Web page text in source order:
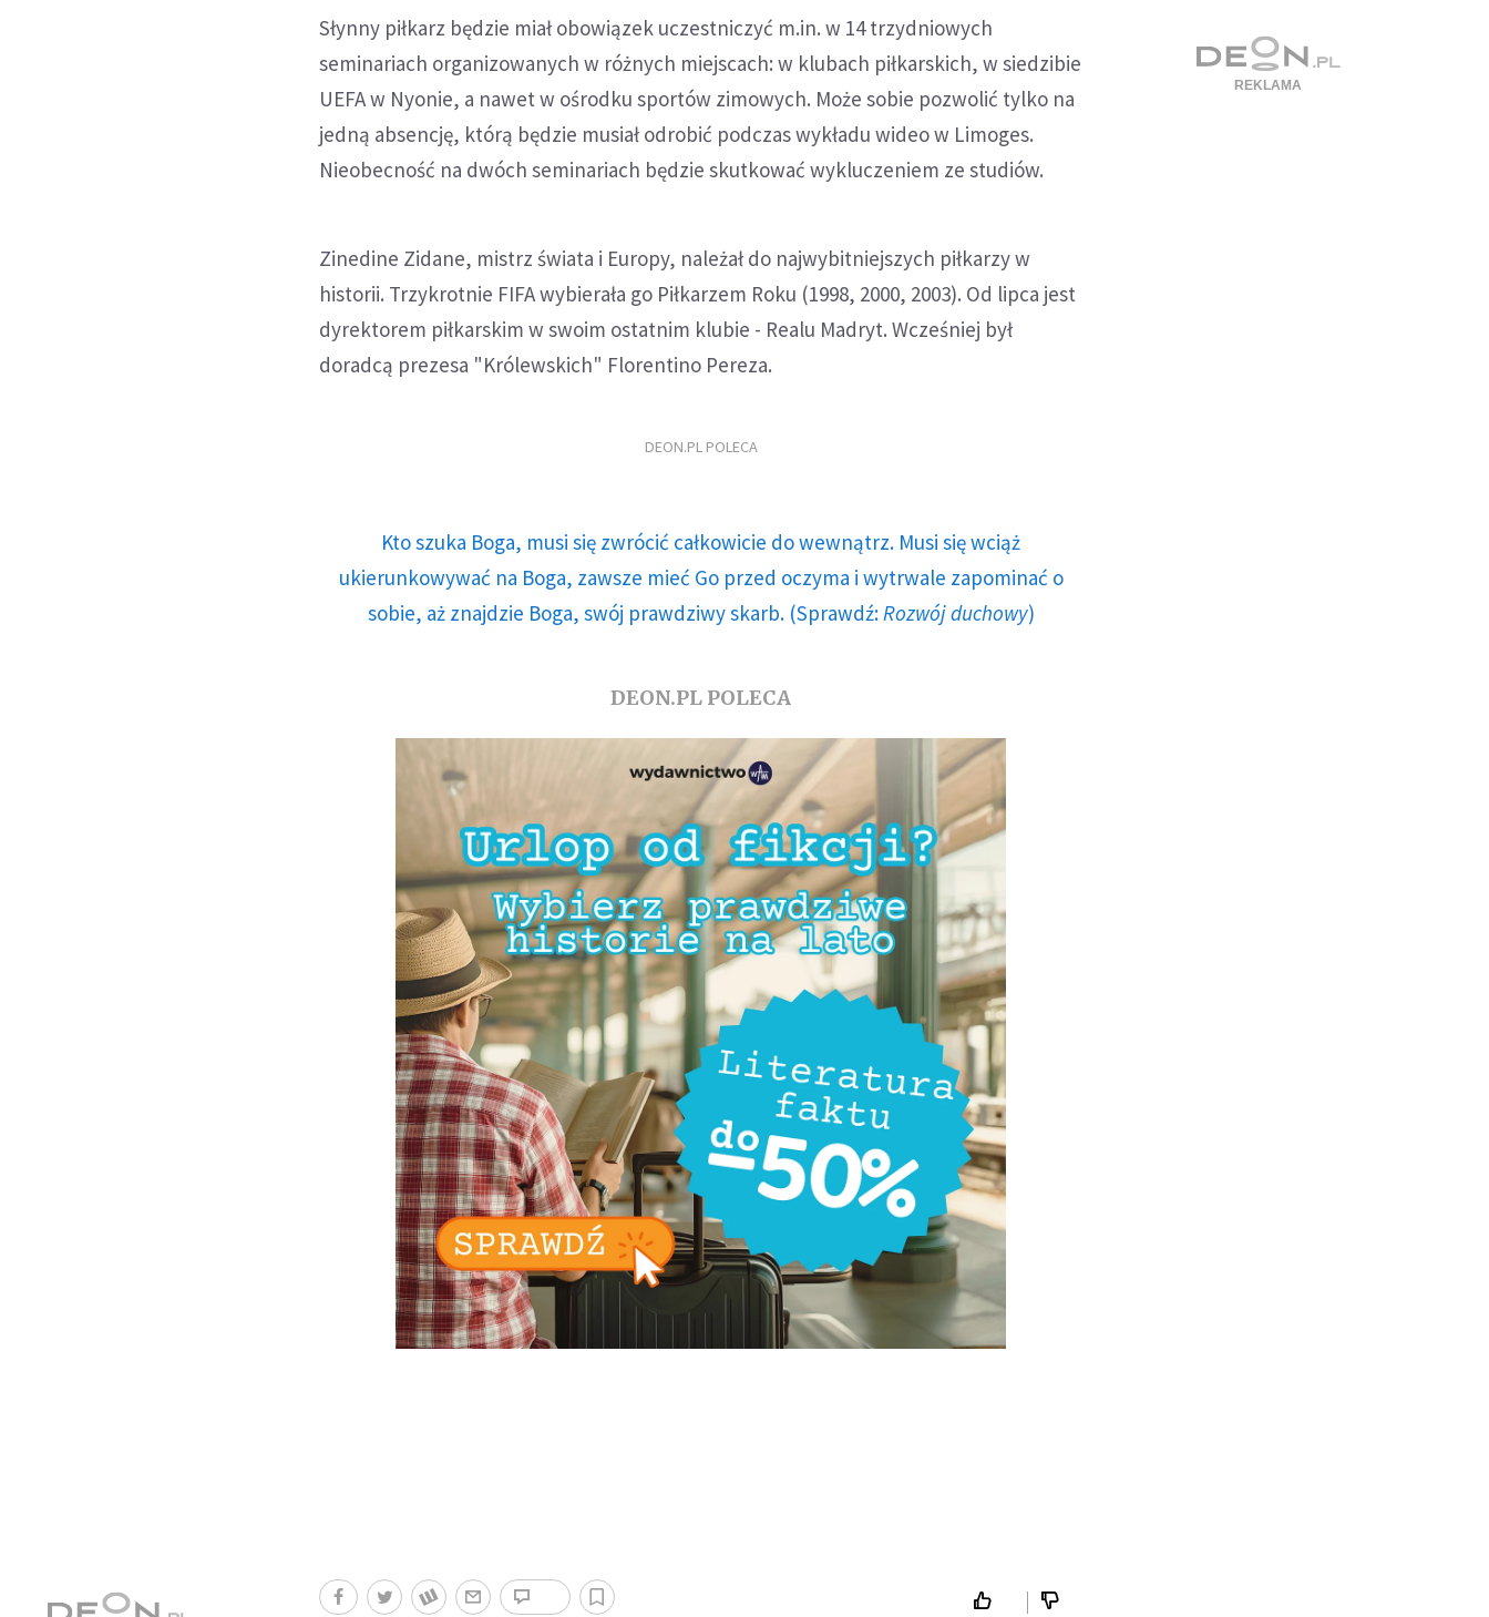
Słynny piłkarz będzie miał obowiązek uczestniczyć m.in. w 14 trzydniowych
seminariach organizowanych w różnych miejscach: w klubach piłkarskich, w siedzibie
UEFA w Nyonie, a nawet w ośrodku sportów zimowych. Może sobie pozwolić tylko na
jedną absencję, którą będzie musiał odrobić podczas wykładu wideo w Limoges.
Nieobecność na dwóch seminariach będzie skutkować wykluczeniem ze studiów.
Zinedine Zidane, mistrz świata i Europy, należał do najwybitniejszych piłkarzy w
historii. Trzykrotnie FIFA wybierała go Piłkarzem Roku (1998, 2000, 2003). Od lipca jest
dyrektorem piłkarskim w swoim ostatnim klubie - Realu Madryt. Wcześniej był
doradcą prezesa "Królewskich" Florentino Pereza.
DEON.PL POLECA
Kto szuka Boga, musi się zwrócić całkowicie do wewnątrz. Musi się wciąż
ukierunkowywać na Boga, zawsze mieć Go przed oczyma i wytrwale zapominać o
sobie, aż znajdzie Boga, swój prawdziwy skarb. (Sprawdź: Rozwój duchowy)
DEON.PL POLECA